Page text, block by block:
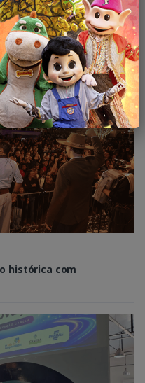
histórica com